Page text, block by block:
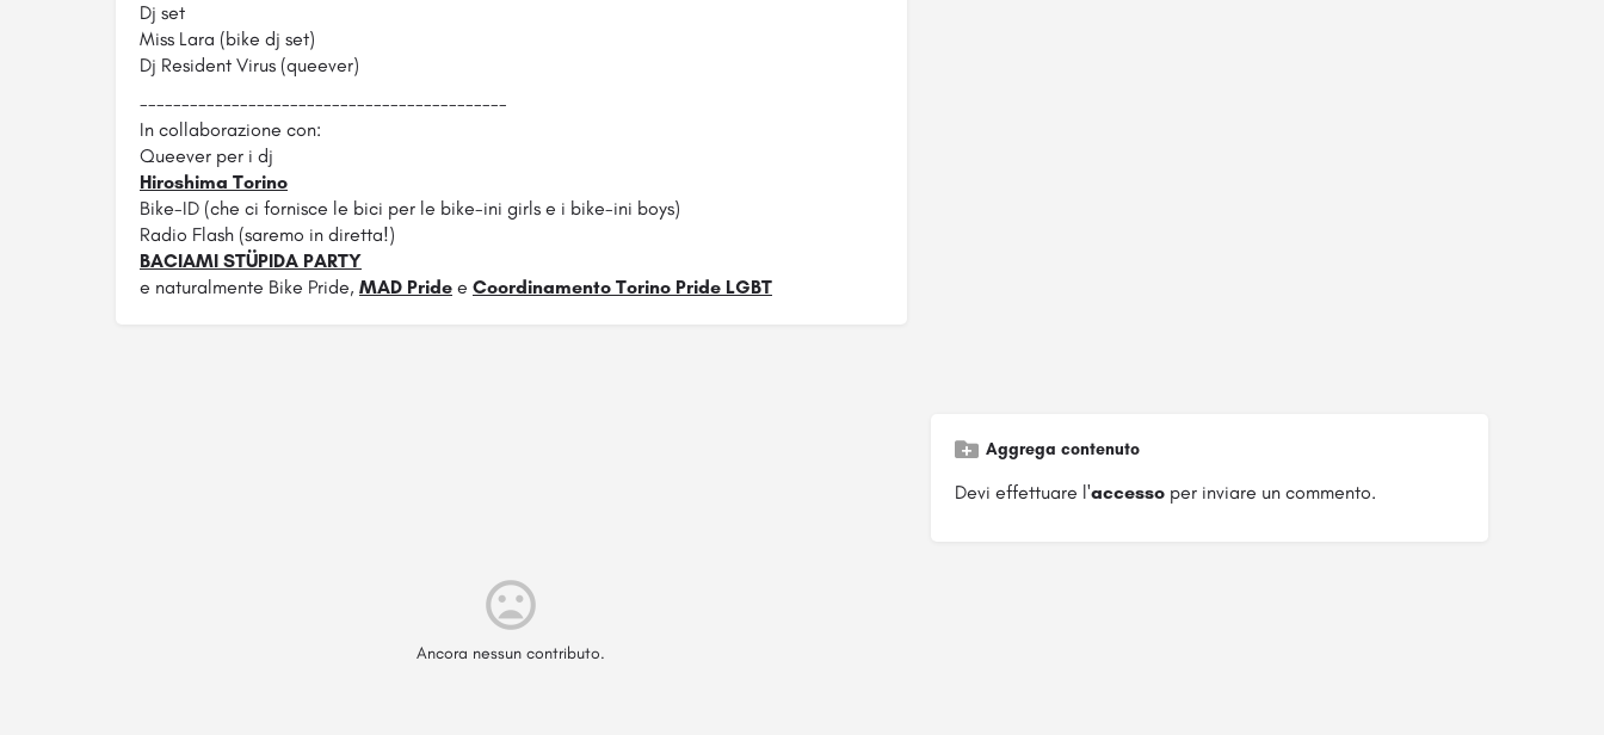
Dj set
Miss Lara (bike dj set)
Dj Resident Virus (queever)
--------------------------------------------
In collaborazione con:
Queever per i dj
Hiroshima Torino
Bike-ID (che ci fornisce le bici per le bike-ini girls e i bike-ini boys)
Radio Flash (saremo in diretta!)
BACIAMI STÜPIDA PARTY
e naturalmente Bike Pride, MAD Pride e Coordinamento Torino Pride LGBT
Ancora nessun contributo.
Aggrega contenuto
Devi effettuare l'accessoper inviare un commento.